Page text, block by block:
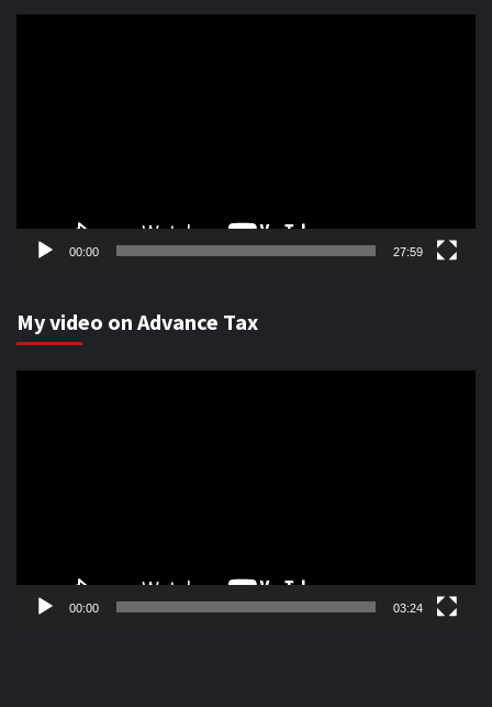
00:00 27:59
My video on Advance Tax
00:00 03:24